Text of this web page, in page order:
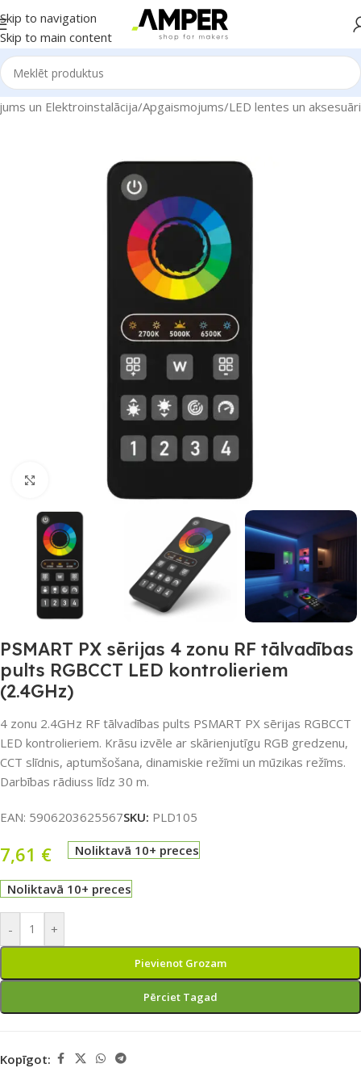
Skip to navigation
Skip to main content
un Elektroinstalācija/Apgaismojums/LED lentes un aksesuāri
Noklikšķiniet, lai palielinātu
PSMART PX sērijas 4 zonu RF tālvadības
pults RGBCCT LED kontrolieriem
(2.4GHz)
4 zonu 2.4GHz RF tālvadības pults PSMART PX sērijas RGBCCT
LED kontrolieriem. Krāsu izvēle ar skārienjutīgu RGB gredzenu,
CCT slīdnis, aptumšošana, dinamiskie režīmi un mūzikas režīms.
Darbības rādiuss līdz 30 m.
EAN: 5906203625567SKU: PLD105
7,61 € Noliktavā 10+ preces
Noliktavā 10+ preces
- +
Pievienot Grozam
Pērciet Tagad
Kopīgot: